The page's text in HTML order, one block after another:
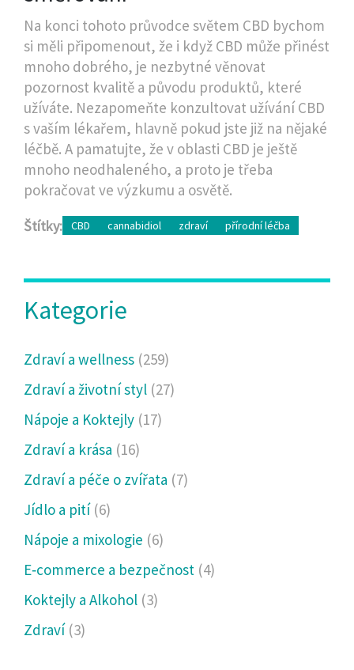
Na konci tohoto průvodce světem CBD bychom
si měli připomenout, že i když CBD může přinést
mnoho dobrého, je nezbytné věnovat
pozornost kvalitě a původu produktů, které
užíváte. Nezapomeňte konzultovat užívání CBD
s vaším lékařem, hlavně pokud jste již na nějaké
léčbě. A pamatujte, že v oblasti CBD je ještě
mnoho neodhaleného, a proto je třeba
pokračovat ve výzkumu a osvětě.
Štítky: CBD cannabidiol zdraví přírodní léčba
Kategorie
Zdraví a wellness (259)
Zdraví a životní styl (27)
Nápoje a Koktejly (17)
Zdraví a krása (16)
Zdraví a péče o zvířata (7)
Jídlo a pití (6)
Nápoje a mixologie (6)
E‑commerce a bezpečnost (4)
Koktejly a Alkohol (3)
Zdraví (3)